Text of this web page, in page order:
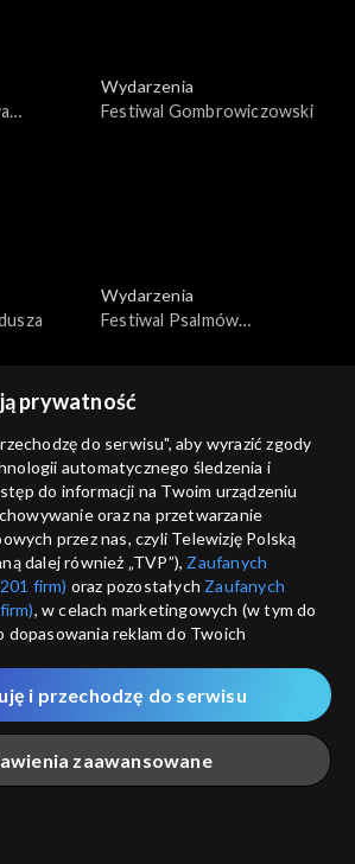
Wydarzenia
Festiwal Gombrowiczowski
Wydarzenia
Festiwal Psalmów
Wydarzenia
Ludzie i miejsca. Twórczość
Wojciecha Kudyby
Wydarzenia
62 Krakowski Festiwal
Filmowy
prywatność
do serwisu", aby wyrazić zgody
automatycznego śledzenia i
do informacji na Twoim urządzeniu
oraz na przetwarzanie
przez nas, czyli Telewizję Polską
dalej również „TVP”), Zaufanych
firm) oraz pozostałych Zaufanych
, w celach marketingowych (w tym do
dopasowania reklam do Twoich
a także zgody na udostępnianie
PPID do Google.
zbierane podczas odwiedzania przez
serwisówzwanych dalej
zapisywane za pomocą
zaawansowane
i przechodzę do serwisu